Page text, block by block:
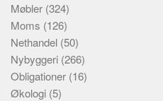
Møbler (324)
Moms (126)
Nethandel (50)
Nybyggeri (266)
Obligationer (16)
Økologi (5)